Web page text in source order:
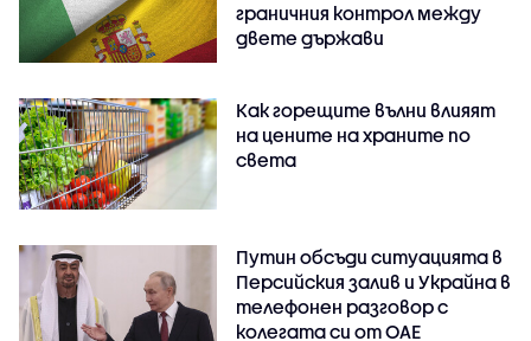
граничния контрол между
двете държави
Как горещите вълни влияят
на цените на храните по
света
Путин обсъди ситуацията в
Персийския залив и Украйна в
телефонен разговор с
колегата си от ОАЕ